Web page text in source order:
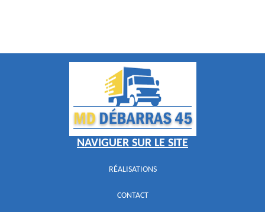
NAVIGUER SUR LE SITE
RÉALISATIONS
CONTACT